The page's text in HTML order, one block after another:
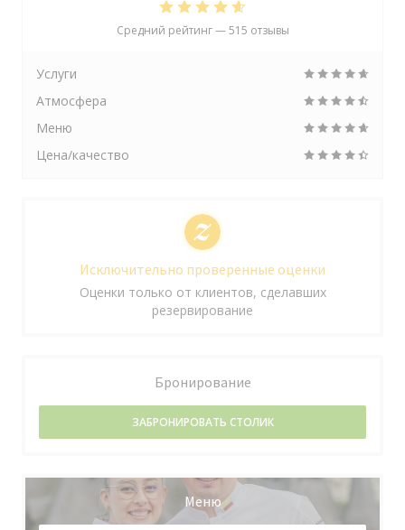
Средний рейтинг —515 отзывы
Услуги
Атмосфера
Меню
Цена/качество
Исключительно проверенные оценки
Оценки только от клиентов, сделавших
резервирование
Бронирование
ЗАБРОНИРОВАТЬ СТОЛИК
Меню